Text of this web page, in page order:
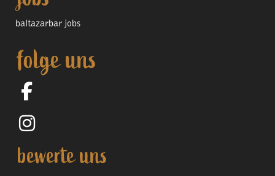
baltazarbar jobs
folge uns
bewerte uns